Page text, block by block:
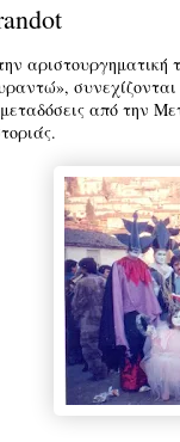
αριστουργηματική
από την